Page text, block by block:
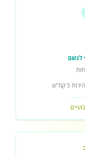
לגשם
5 קמ"ש